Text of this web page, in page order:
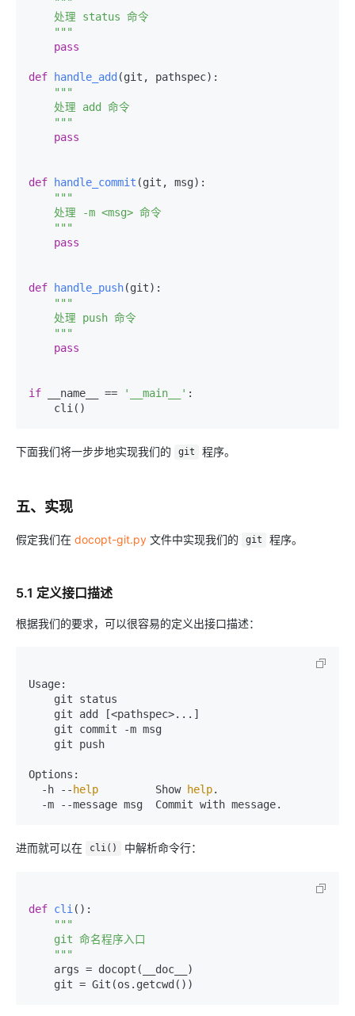
    """
pass
def handle_add (git, pathspec):
"""
    """
pass
def handle_commit (git, msg):
"""
    """
pass
def handle_push(git):
"""
    """
pass
if __name__ == '__main__' :
    cli()
下面我们将一步步地实现我们的 git 程序。
五、实现
假定我们在 docopt-git.py 文件中实现我们的 git 程序。
5.1 定义接口描述
根据我们的要求，可以很容易的定义出接口描述：
Usage:
Options:
  -h --
help
         Show
help.
  -m --message msg  Commit with message.
进而就可以在 cli() 中解析命令行：
def cli ():
"""
    """
    git = Git(os.getcwd())